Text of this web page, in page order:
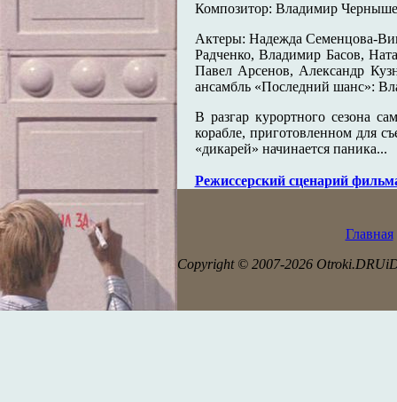
Композитор: Владимир
Актеры: Надежда Семенцова-
Радченко, Владимир Басов,
Павел Арсенов, Александр
ансамбль «Последний шанс»:
В разгар курортного сезона
корабле, приготовленном для
«дикарей» начинается паника...
Режисcерский сценарий
Главная
Copyright © 2007-2026